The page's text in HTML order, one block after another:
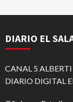
DIARIO EL
CANAL 5 ALBERTI
DIARIO DIGITAL